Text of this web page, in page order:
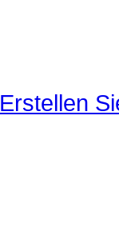
Erstellen